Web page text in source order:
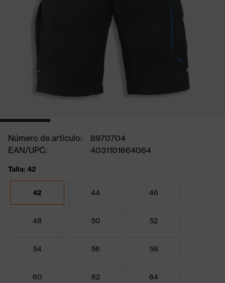
Número de artículo:
8970704
EAN/UPC:
4031101664064
Talla: 42
42 44 46
48 50 52
54 56 58
60 62 64